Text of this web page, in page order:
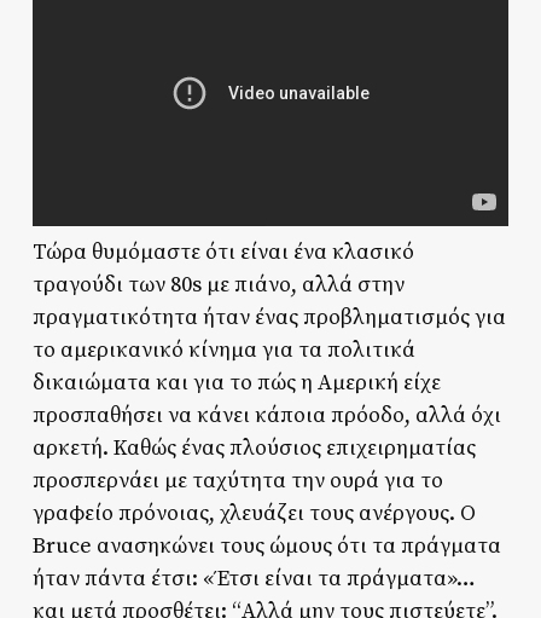
Τώρα θυμόμαστε ότι είναι ένα κλασικό
τραγούδι των 80s με πιάνο, αλλά στην
πραγματικότητα ήταν ένας προβληματισμός για
το αμερικανικό κίνημα για τα πολιτικά
δικαιώματα και για το πώς η Αμερική είχε
προσπαθήσει να κάνει κάποια πρόοδο, αλλά όχι
αρκετή. Καθώς ένας πλούσιος επιχειρηματίας
προσπερνάει με ταχύτητα την ουρά για το
γραφείο πρόνοιας, χλευάζει τους ανέργους. Ο
Bruce ανασηκώνει τους ώμους ότι τα πράγματα
ήταν πάντα έτσι: «Έτσι είναι τα πράγματα»…
και μετά προσθέτει: “Αλλά μην τους πιστεύετε”.